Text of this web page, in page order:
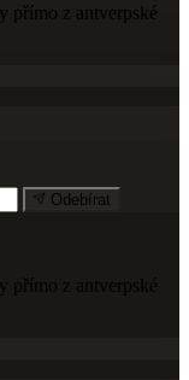
přímo z antverpské
Odebírat
přímo z antverpské